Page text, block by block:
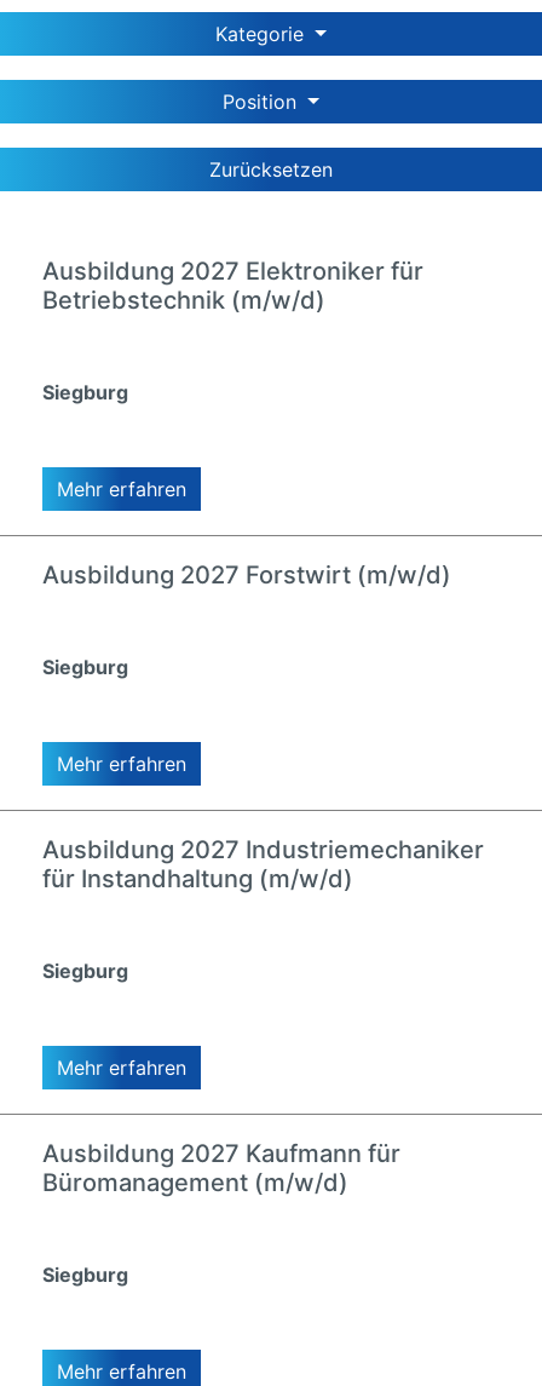
Kategorie
Position
Zurücksetzen
Ausbildung 2027 Elektroniker für
Betriebstechnik (m/w/d)
Siegburg
Mehr erfahren
Ausbildung 2027 Forstwirt (m/w/d)
Siegburg
Mehr erfahren
Ausbildung 2027 Industriemechaniker
für Instandhaltung (m/w/d)
Siegburg
Mehr erfahren
Ausbildung 2027 Kaufmann für
Büromanagement (m/w/d)
Siegburg
Mehr erfahren